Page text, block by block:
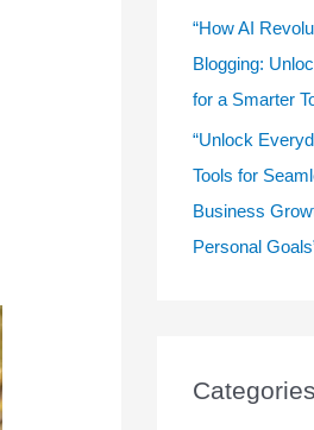
“How AI
Blogging:
for a Smarter
“Unlock
Tools for
Business
Personal
Categories